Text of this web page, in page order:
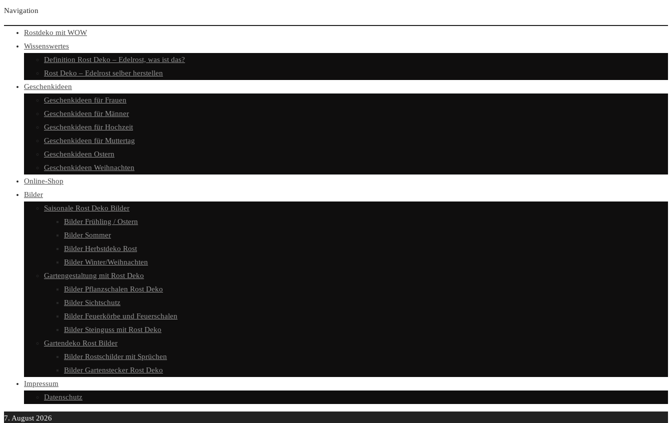
Navigation
Rostdeko mit WOW
Wissenswertes
Definition Rost Deko – Edelrost, was ist das?
Rost Deko – Edelrost selber herstellen
Geschenkideen
Geschenkideen für Frauen
Geschenkideen für Männer
Geschenkideen für Hochzeit
Geschenkideen für Muttertag
Geschenkideen Ostern
Geschenkideen Weihnachten
Online-Shop
Bilder
Saisonale Rost Deko Bilder
Bilder Frühling / Ostern
Bilder Sommer
Bilder Herbstdeko Rost
Bilder Winter/Weihnachten
Gartengestaltung mit Rost Deko
Bilder Pflanzschalen Rost Deko
Bilder Sichtschutz
Bilder Feuerkörbe und Feuerschalen
Bilder Steinguss mit Rost Deko
Gartendeko Rost Bilder
Bilder Rostschilder mit Sprüchen
Bilder Gartenstecker Rost Deko
Impressum
Datenschutz
7. August 2026